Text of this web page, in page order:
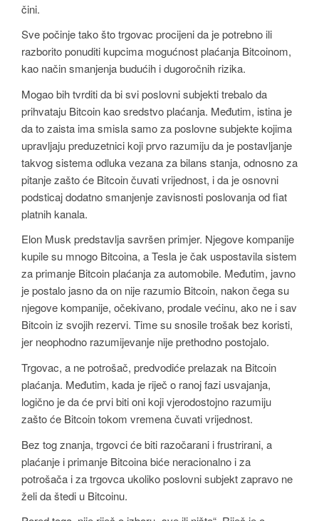
čini.
Sve počinje tako što trgovac procijeni da je potrebno ili
razborito ponuditi kupcima mogućnost plaćanja Bitcoinom,
kao način smanjenja budućih i dugoročnih rizika.
Mogao bih tvrditi da bi svi poslovni subjekti trebalo da
prihvataju Bitcoin kao sredstvo plaćanja. Međutim, istina je
da to zaista ima smisla samo za poslovne subjekte kojima
upravljaju preduzetnici koji prvo razumiju da je postavljanje
takvog sistema odluka vezana za bilans stanja, odnosno za
pitanje zašto će Bitcoin čuvati vrijednost, i da je osnovni
podsticaj dodatno smanjenje zavisnosti poslovanja od fiat
platnih kanala.
Elon Musk predstavlja savršen primjer. Njegove kompanije
kupile su mnogo Bitcoina, a Tesla je čak uspostavila sistem
za primanje Bitcoin plaćanja za automobile. Međutim, javno
je postalo jasno da on nije razumio Bitcoin, nakon čega su
njegove kompanije, očekivano, prodale većinu, ako ne i sav
Bitcoin iz svojih rezervi. Time su snosile trošak bez koristi,
jer neophodno razumijevanje nije prethodno postojalo.
Trgovac, a ne potrošač, predvodiće prelazak na Bitcoin
plaćanja. Međutim, kada je riječ o ranoj fazi usvajanja,
logično je da će prvi biti oni koji vjerodostojno razumiju
zašto će Bitcoin tokom vremena čuvati vrijednost.
Bez tog znanja, trgovci će biti razočarani i frustrirani, a
plaćanje i primanje Bitcoina biće neracionalno i za
potrošača i za trgovca ukoliko poslovni subjekt zapravo ne
želi da štedi u Bitcoinu.